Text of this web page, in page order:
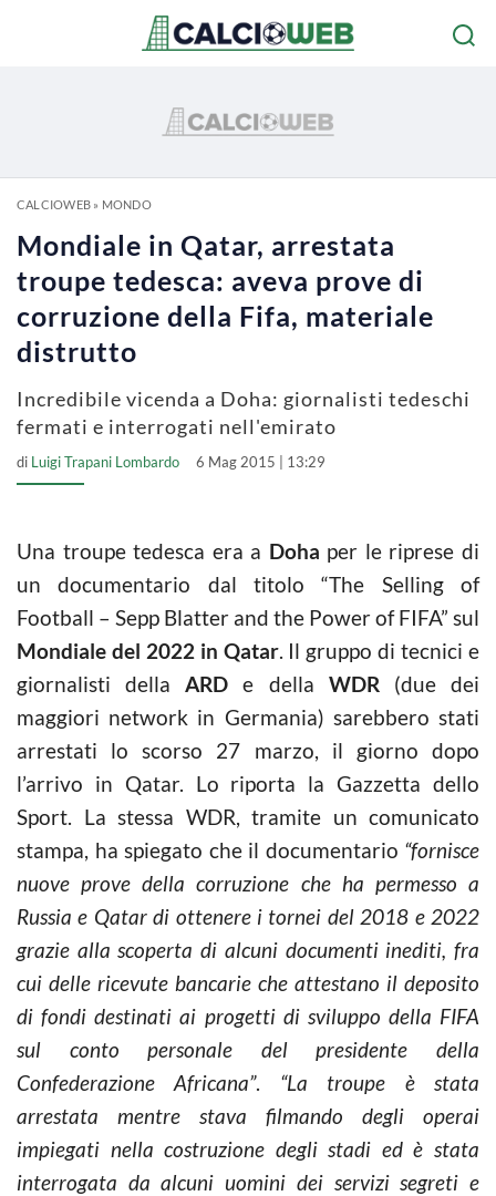
CALCIOWEB» MONDO
Mondiale in Qatar, arrestata
troupe tedesca: aveva prove di
corruzione della Fifa, materiale
distrutto
Incredibile vicenda a Doha: giornalisti tedeschi
fermati e interrogati nell'emirato
di Luigi Trapani Lombardo 6 Mag 2015 | 13:29
Una troupe tedesca era a Doha per le riprese di
un documentario dal titolo “The Selling of
Football – Sepp Blatter and the Power of FIFA” sul
Mondiale del 2022 in Qatar. Il gruppo di tecnici e
giornalisti dellaARD e della WDR(due dei
maggiori network in Germania) sarebbero stati
arrestati lo scorso 27 marzo, il giorno dopo
l’arrivo in Qatar. Lo riporta la Gazzetta dello
Sport. La stessa WDR, tramite un comunicato
stampa, ha spiegato che il documentario “fornisce
nuove prove della corruzione che ha permesso a
Russia e Qatar di ottenere i tornei del 2018 e 2022
grazie alla scoperta di alcuni documenti inediti, fra
cui delle ricevute bancarie che attestano il deposito
di fondi destinati ai progetti di sviluppo della FIFA
sul conto personale del presidente della
Confederazione Africana”. “La troupe è stata
arrestata mentre stava filmando degli operai
impiegati nella costruzione degli stadi ed è stata
interrogata da alcuni uomini dei servizi segreti e